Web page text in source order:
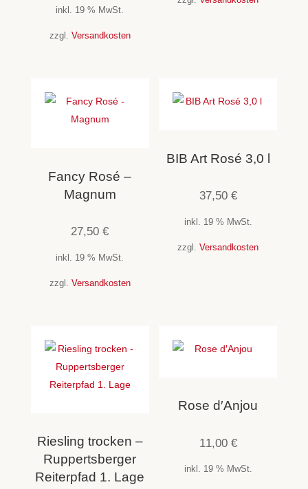
inkl. 19 % MwSt.
zzgl. Versandkosten
Fancy Rosé –
Magnum
27,50€
inkl. 19 % MwSt.
zzgl. Versandkosten
BIB Art Rosé 3,0 l
37,50 €
inkl. 19 % MwSt.
zzgl.Versandkosten
Riesling trocken –
Ruppertsberger
Reiterpfad 1. Lage
Rose d′Anjou
11,00 €
inkl. 19 % MwSt.